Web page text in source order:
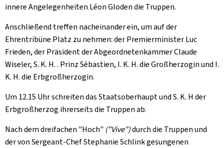
innere Angelegenheiten Léon Gloden die Truppen.
Anschließend treffen nacheinander ein, um auf der
Ehrentribüne Platz zu nehmen: der Premierminister Luc
Frieden, der Präsident der Abgeordnetenkammer Claude
Wiseler, S. K. H. . Prinz Sébastien, I. K. H. die Großherzogin und I.
K. H. die Erbgroßherzogin.
Um 12.15 Uhr schreiten das Staatsoberhaupt und S. K. H der
Erbgroßherzog ihrerseits die Truppen ab.
Nach dem dreifachen "Hoch" ("Vive")durch die Truppen und
der von Sergeant-Chef Stephanie Schlink gesungenen